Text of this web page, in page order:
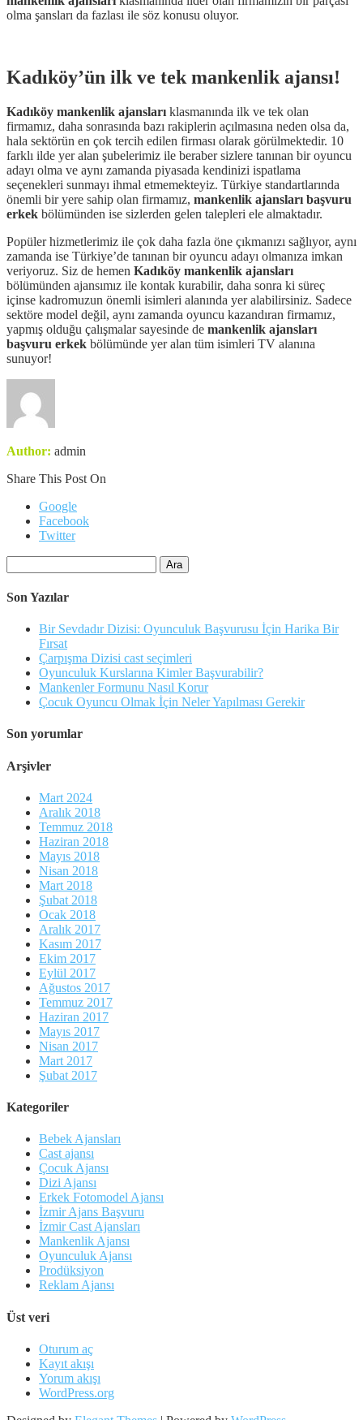
olma şansları da fazlası ile söz konusu oluyor.
Kadıköy’ün ilk ve tek mankenlik ajansı!
Kadıköy mankenlik ajansları klasmanında ilk ve tek olan
firmamız, daha sonrasında bazı rakiplerin açılmasına neden olsa da,
hala sektörün en çok tercih edilen firması olarak görülmektedir. 10
farklı ilde yer alan şubelerimiz ile beraber sizlere tanınan bir oyuncu
adayı olma ve aynı zamanda piyasada kendinizi ispatlama
seçenekleri sunmayı ihmal etmemekteyiz. Türkiye standartlarında
önemli bir yere sahip olan firmamız, mankenlik ajansları başvuru
erkek bölümünden ise sizlerden gelen talepleri ele almaktadır.
Popüler hizmetlerimiz ile çok daha fazla öne çıkmanızı sağlıyor, aynı
zamanda ise Türkiye’de tanınan bir oyuncu adayı olmanıza imkan
veriyoruz. Siz de hemen Kadıköy mankenlik ajansları
bölümünden ajansımız ile kontak kurabilir, daha sonra ki süreç
içinse kadromuzun önemli isimleri alanında yer alabilirsiniz. Sadece
sektöre model değil, aynı zamanda oyuncu kazandıran firmamız,
yapmış olduğu çalışmalar sayesinde de mankenlik ajansları
başvuru erkek bölümünde yer alan tüm isimleri TV alanına
sunuyor!
Author: admin
Share This Post On
Google
Facebook
Twitter
Son Yazılar
Bir Sevdadır Dizisi: Oyunculuk Başvurusu İçin Harika Bir
Fırsat
Çarpışma Dizisi cast seçimleri
Oyunculuk Kurslarına Kimler Başvurabilir?
Mankenler Formunu Nasıl Korur
Çocuk Oyuncu Olmak İçin Neler Yapılması Gerekir
Son yorumlar
Arşivler
Mart 2024
Aralık 2018
Temmuz 2018
Haziran 2018
Mayıs 2018
Nisan 2018
Mart 2018
Şubat 2018
Ocak 2018
Aralık 2017
Kasım 2017
Ekim 2017
Eylül 2017
Ağustos 2017
Temmuz 2017
Haziran 2017
Mayıs 2017
Nisan 2017
Mart 2017
Şubat 2017
Kategoriler
Bebek Ajansları
Cast ajansı
Çocuk Ajansı
Dizi Ajansı
Erkek Fotomodel Ajansı
İzmir Ajans Başvuru
İzmir Cast Ajansları
Mankenlik Ajansı
Oyunculuk Ajansı
Prodüksiyon
Reklam Ajansı
Üst veri
Oturum aç
Kayıt akışı
Yorum akışı
WordPress.org